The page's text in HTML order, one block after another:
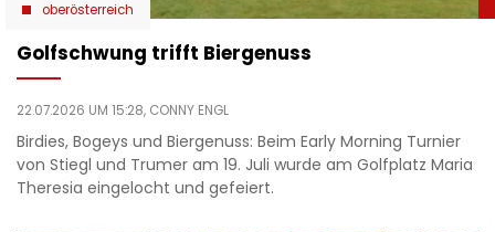
oberösterreich
Golfschwung trifft Biergenuss
22.07.2026 UM 15:28, CONNY ENGL
Birdies, Bogeys und Biergenuss: Beim Early Morning Turnier
von Stiegl und Trumer am 19. Juli wurde am Golfplatz Maria
Theresia eingelocht und gefeiert.